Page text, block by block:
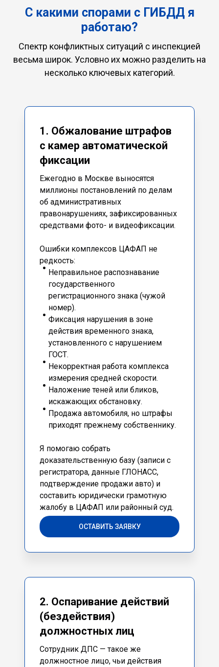
С какими спорами с ГИБДД я
работаю?
Спектр конфликтных ситуаций с инспекцией
весьма широк. Условно их можно разделить на
несколько ключевых категорий.
1. Обжалование штрафов
с камер автоматической
фиксации
Ежегодно в Москве выносятся
миллионы постановлений по делам
об административных
правонарушениях, зафиксированных
средствами фото- и видеофиксации.
Ошибки комплексов ЦАФАП не
редкость:
Неправильное распознавание
государственного
регистрационного знака (чужой
номер).
Фиксация нарушения в зоне
действия временного знака,
установленного с нарушением
ГОСТ.
Некорректная работа комплекса
измерения средней скорости.
Наложение теней или бликов,
искажающих обстановку.
Продажа автомобиля, но штрафы
приходят прежнему собственнику.
Я помогаю собрать
доказательственную базу (записи с
регистратора, данные ГЛОНАСС,
подтверждение продажи авто) и
составить юридически грамотную
жалобу в ЦАФАП или районный суд.
ОСТАВИТЬ ЗАЯВКУ
2. Оспаривание действий
(бездействия)
должностных лиц
Сотрудник ДПС — такое же
должностное лицо, чьи действия